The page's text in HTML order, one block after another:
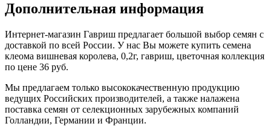
Дополнительная информация
Интернет-магазин Гавриш предлагает большой выбор семян с
доставкой по всей России. У нас Вы можете купить семена
клеома вишневая королева, 0,2г, гавриш, цветочная коллекция
по цене 36 руб.
Мы предлагаем только высококачественную продукцию
ведущих Российских производителей, а также налажена
поставка семян от селекционных зарубежных компаний
Голландии, Германии и Франции.